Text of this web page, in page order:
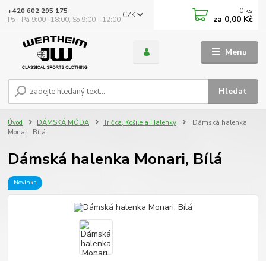
Menu
CZK
Hledat
+420 602 295 175
Po - Pá 9:00 -18:00, So 9:00 - 12:00
0 ks
za 0,00 Kč
Úvod DÁMSKÁ MÓDA Trička, Košile a Halenky
Dámská halenka
Monari, Bílá
Dámská halenka Monari, Bílá
Novinka